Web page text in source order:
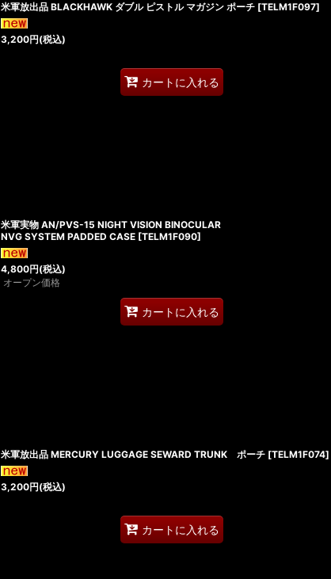
米軍放出品 BLACKHAWK ダブル ピストル マガジン ポーチ [TELM1F097]
3,200円(税込)
カートに入れる
米軍実物 AN/PVS-15 NIGHT VISION BINOCULAR
NVG SYSTEM PADDED CASE [TELM1F090]
4,800円(税込)
オープン価格
カートに入れる
米軍放出品 MERCURY LUGGAGE SEWARD TRUNK ポーチ [TELM1F074]
3,200円(税込)
カートに入れる